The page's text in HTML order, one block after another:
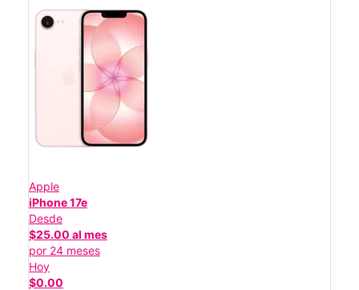
Apple
iPhone 17e
Desde
$25.00 al mes
por 24 meses
Hoy
$0.00